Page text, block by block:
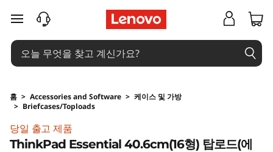
주요 콘텐츠로 건너뛰기
홈 > Accessories and Software > 케이스 및 가방
> Briefcases/Toploads
당일 출고 제품
ThinkPad Essential 40.6cm(16형) 탑로드(에